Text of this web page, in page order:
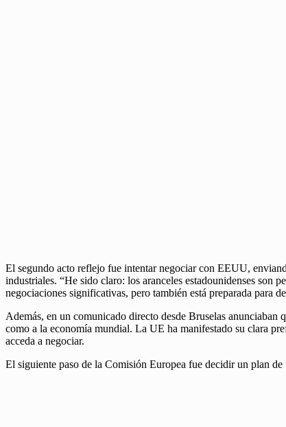
El segundo acto reflejo fue intentar negociar con EEUU,
industriales. “He sido claro: los aranceles estadounidenses
negociaciones significativas, pero también está preparada para
Además, en un comunicado directo desde Bruselas anunciaban
como a la economía mundial. La UE ha manifestado su clara
acceda a negociar.
El siguiente paso de la Comisión Europea fue decidir un plan